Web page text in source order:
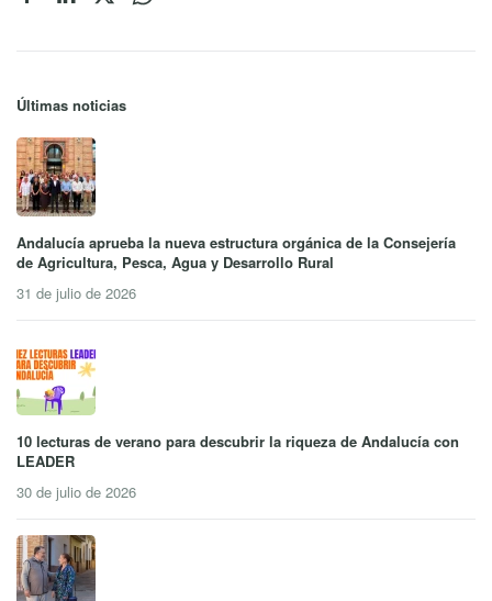
Últimas noticias
Andalucía aprueba la nueva estructura orgánica de la Consejería
de Agricultura, Pesca, Agua y Desarrollo Rural
31 de julio de 2026
10 lecturas de verano para descubrir la riqueza de Andalucía con
LEADER
30 de julio de 2026